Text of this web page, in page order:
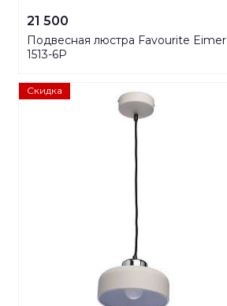
21 500
Подвесная люстра Favourite Eimer
1513-6P
Скидка